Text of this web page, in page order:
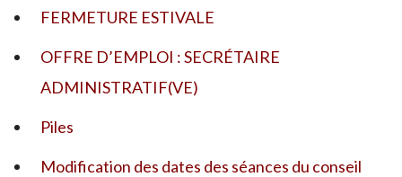
FERMETURE ESTIVALE
OFFRE D’EMPLOI : SECRÉTAIRE
ADMINISTRATIF(VE)
Piles
Modification des dates des séances du conseil